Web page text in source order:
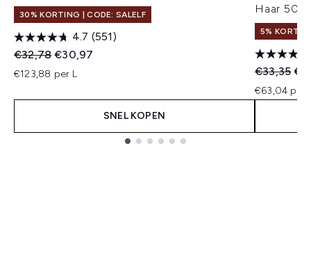
30% KORTING | CODE: SALELF
4.7 (551)
Recommended Retail Price:
€32,78Huidige prijs:
€30,97
€123,88 per L
SNEL KOPEN
Haar 500
5%
€33,35
€63,04 per